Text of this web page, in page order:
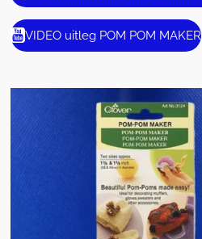
VIDEO uitleg POM POM MAKER